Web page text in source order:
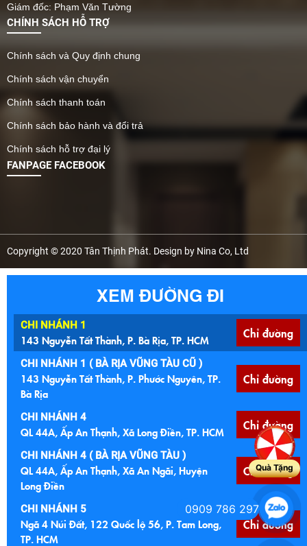
Giám đốc: Phạm Văn Tường
CHÍNH SÁCH HỖ TRỢ
Chính sách và Quy định chung
Chính sách vận chuyển
Chính sách thanh toán
Chính sách bảo hành và đổi trả
Chính sách hỗ trợ đại lý
FANPAGE FACEBOOK
Copyright © 2020 Tân Thịnh Phát. Design by Nina Co, Ltd
XEM ĐƯỜNG ĐI
CHI NHÁNH 1
143 Nguyễn Tất Thành, P. Bà Rịa, TP. HCM Chỉ đường
CHI NHÁNH 1 ( BÀ RỊA VŨNG TÀU CŨ )
143 Nguyễn Tất Thành, P. Phước Nguyên, TP.
Bà Rịa
Chỉ đường
CHI NHÁNH 4
QL 44A, Ấp An Thạnh, Xã Long Điền, TP. HCM Chỉ đường
CHI NHÁNH 4 ( BÀ RỊA VŨNG TÀU )
QL 44A, Ấp An Thạnh, Xã An Ngãi, Huyện
Long Điền
Chỉ đường
CHI NHÁNH 5
Ngã 4 Núi Đất, 122 Quốc lộ 56, P. Tam Long,
TP. HCM
Chỉ đường
Quà Tặng
0909 786 297